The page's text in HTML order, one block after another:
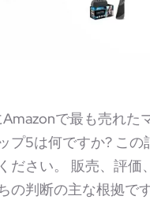
で最も売れた
プ5は何ですか? この
ださい。 販売、評価
の判断の主な根拠です